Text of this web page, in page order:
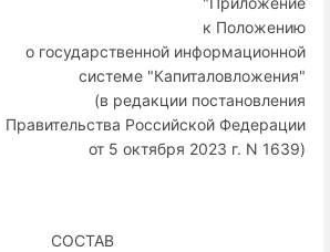
к Положению
о государственной информационной
системе "Капиталовложения"
(в редакции постановления
Правительства Российской Федерации
от 5 октября 2023 г. N 1639)
СОСТАВ